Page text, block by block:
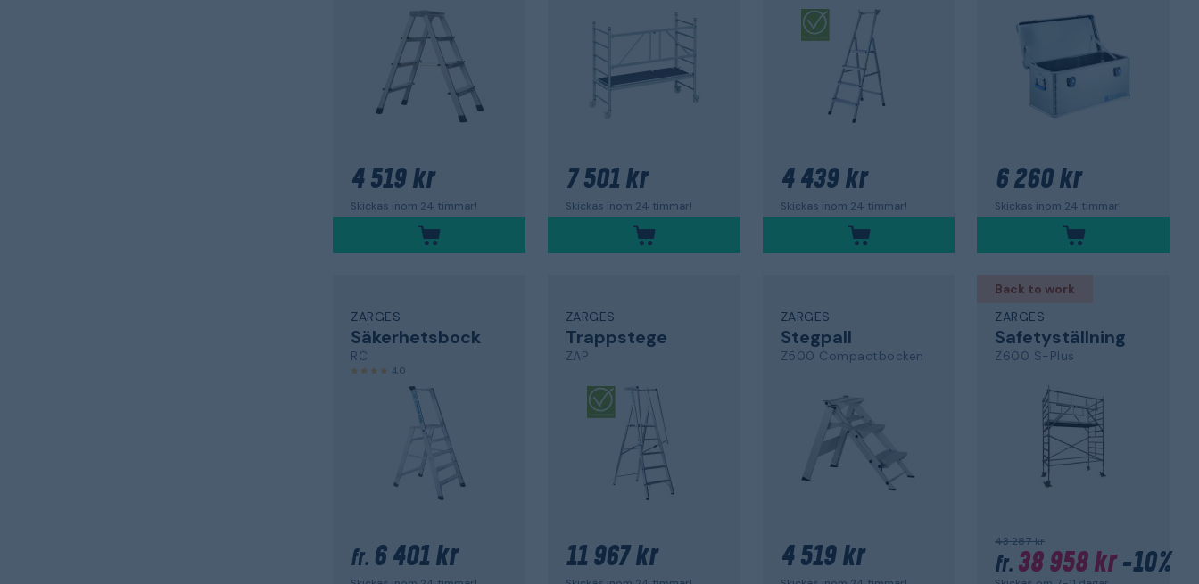
4 519 kr
Skickas inom 24 timmar!
7 501 kr
Skickas inom 24 timmar!
4 439 kr
Skickas inom 24 timmar!
6 260 kr
Skickas inom 24 timmar!
ZARGES
Säkerhetsbock
RC
4,0
fr. 6 401 kr
ZARGES
Trappstege
ZAP
11 967 kr
ZARGES
Stegpall
Z500 Compactbocken
4 519 kr
Back to work
ZARGES
Safetyställning
Z600 S-Plus
43 287 kr
fr. 38 958 kr-10%